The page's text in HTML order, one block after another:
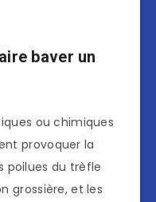
baver un
ou chimiques
provoquer la
poilues du trèfle
grossière, et les